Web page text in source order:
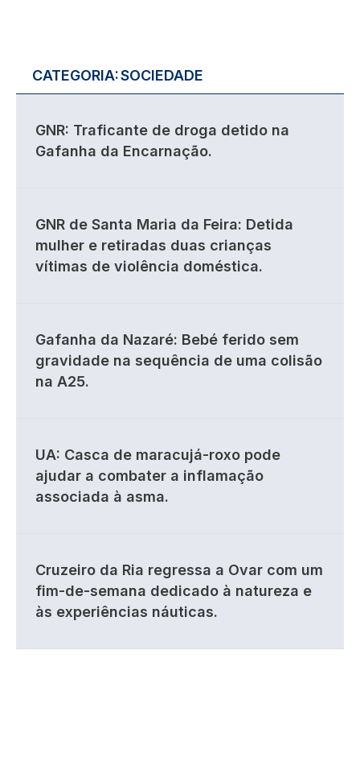
CATEGORIA:SOCIEDADE
GNR: Traficante de droga detido na
Gafanha da Encarnação.
GNR de Santa Maria da Feira: Detida
mulher e retiradas duas crianças
vítimas de violência doméstica.
Gafanha da Nazaré: Bebé ferido sem
gravidade na sequência de uma colisão
na A25.
UA: Casca de maracujá-roxo pode
ajudar a combater a inflamação
associada à asma.
Cruzeiro da Ria regressa a Ovar com um
fim-de-semana dedicado à natureza e
às experiências náuticas.